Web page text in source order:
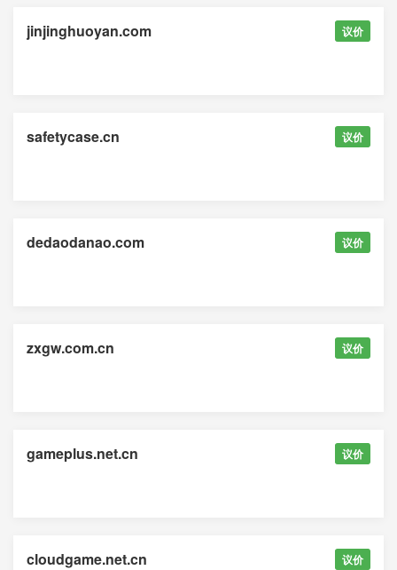
jinjinghuoyan.com 议价
safetycase.cn 议价
dedaodanao.com 议价
zxgw.com.cn 议价
gameplus.net.cn 议价
cloudgame.net.cn 议价